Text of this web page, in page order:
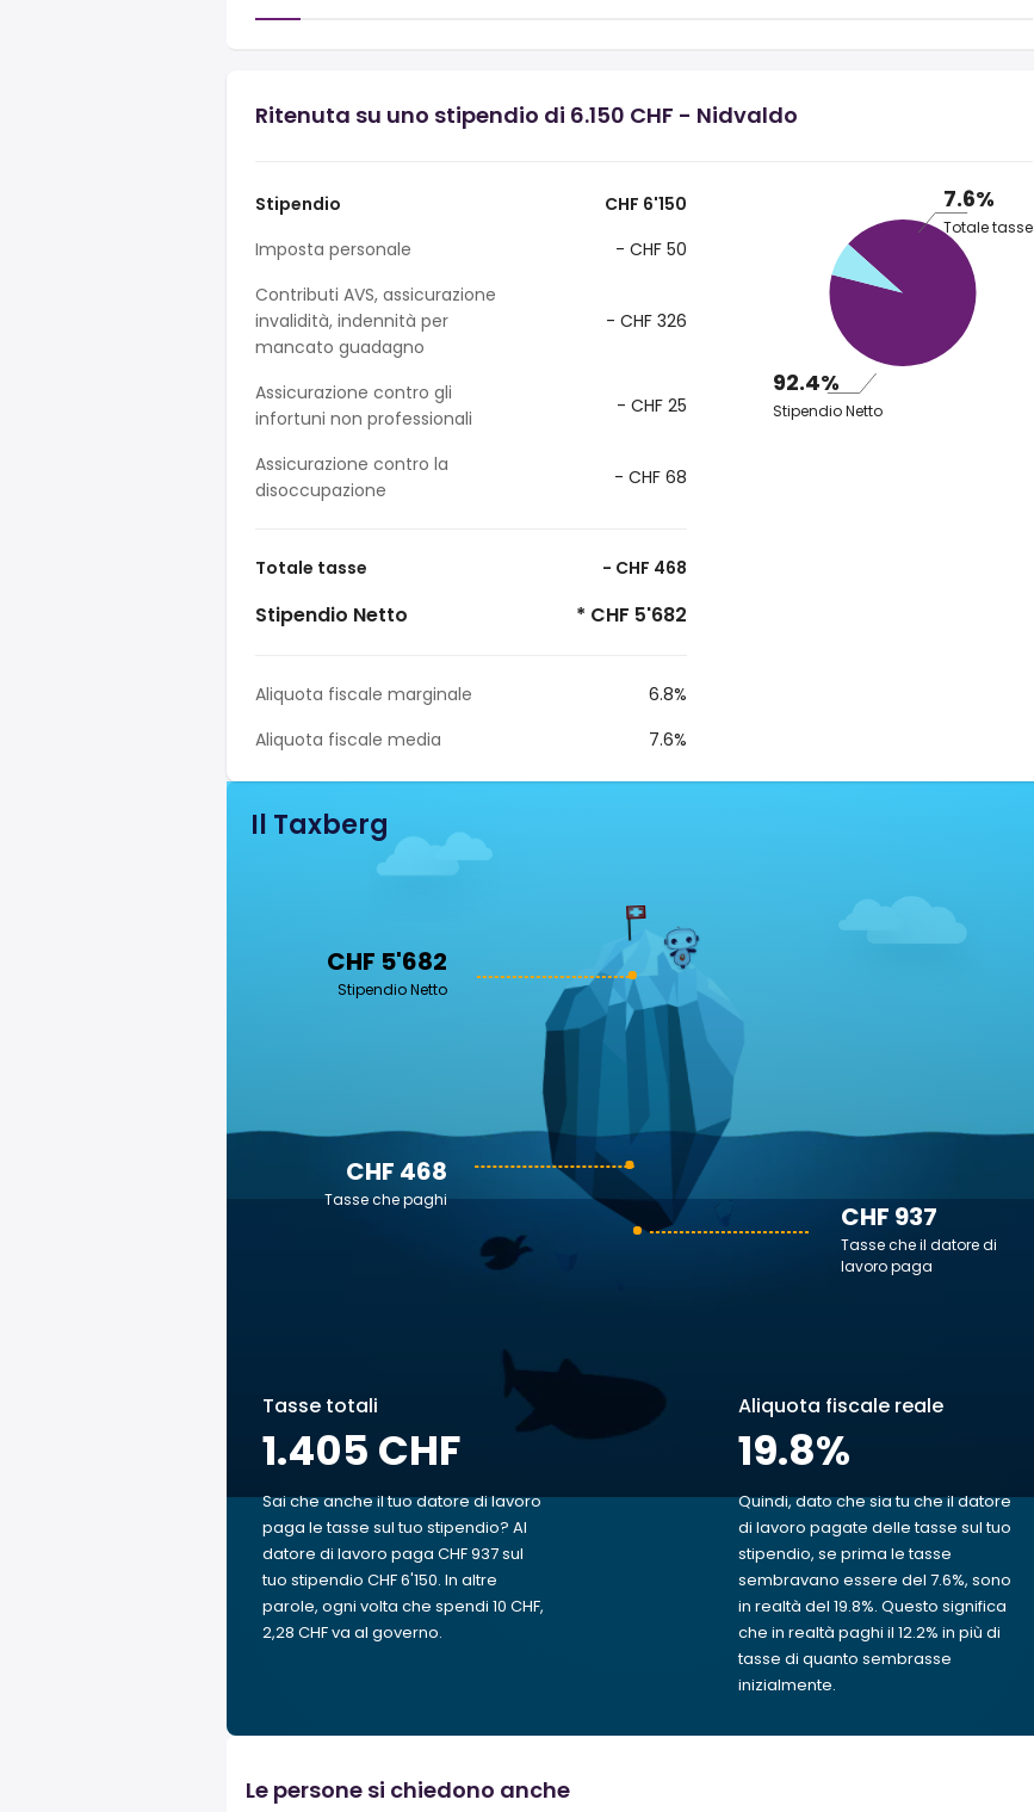
Ritenuta su uno stipendio di 6.150 CHF - Nidvaldo
Stipendio
CHF 6'150
Imposta personale
- CHF 50
Contributi AVS, assicurazione
invalidità, indennità per
mancato guadagno
- CHF 326
Assicurazione contro gli
infortuni non professionali
- CHF 25
Assicurazione contro la
disoccupazione
- CHF 68
Totale tasse - CHF 468
Stipendio Netto * CHF 5'682
Aliquota fiscale marginale
6.8%
Aliquota fiscale media
7.6%
7.6%
Totale tasse
92.4%
Stipendio Netto
Il Taxberg
CHF 5'682
Stipendio Netto
CHF 937
Tasse che il datore di
lavoro paga
CHF 468
Tasse che paghi
Tasse totali
1.405 CHF
Sai che anche il tuo datore di lavoro
paga le tasse sul tuo stipendio? Al
datore di lavoro paga CHF 937 sul
tuo stipendio CHF 6'150. In altre
parole, ogni volta che spendi 10 CHF,
2,28 CHF va al governo.
Aliquota fiscale reale
19.8%
Quindi, dato che sia tu che il datore
di lavoro pagate delle tasse sul tuo
stipendio, se prima le tasse
sembravano essere del 7.6%, sono
in realtà del 19.8%. Questo significa
che in realtà paghi il 12.2% in più di
tasse di quanto sembrasse
inizialmente.
Le persone si chiedono anche